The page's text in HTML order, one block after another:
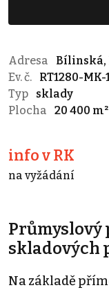
Adresa
Bílinská,
Ev. č.
RT1280-MK-
Typ
sklady
Plocha
20 400 m²
info v RK
na vyžádání
Průmyslový
skladových
Na základě